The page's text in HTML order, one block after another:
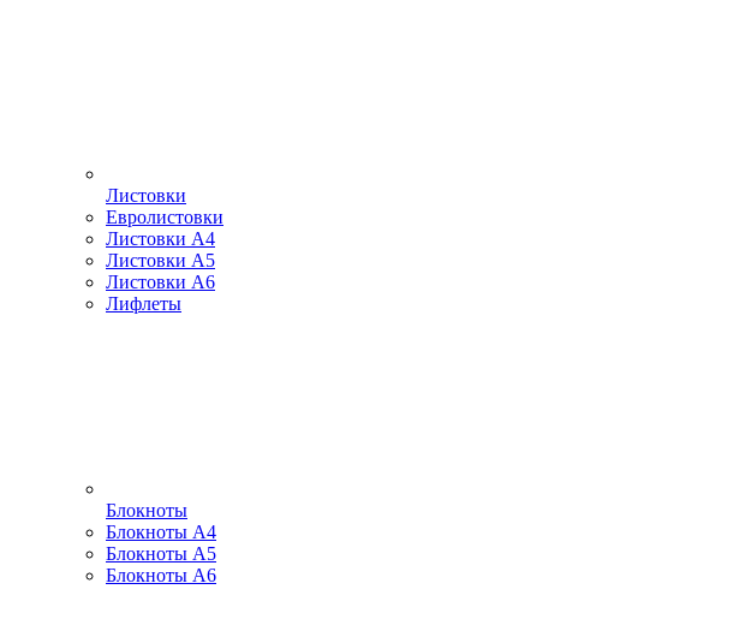
Листовки
Евролистовки
Листовки А4
Листовки А5
Листовки А6
Лифлеты
Блокноты
Блокноты А4
Блокноты А5
Блокноты А6